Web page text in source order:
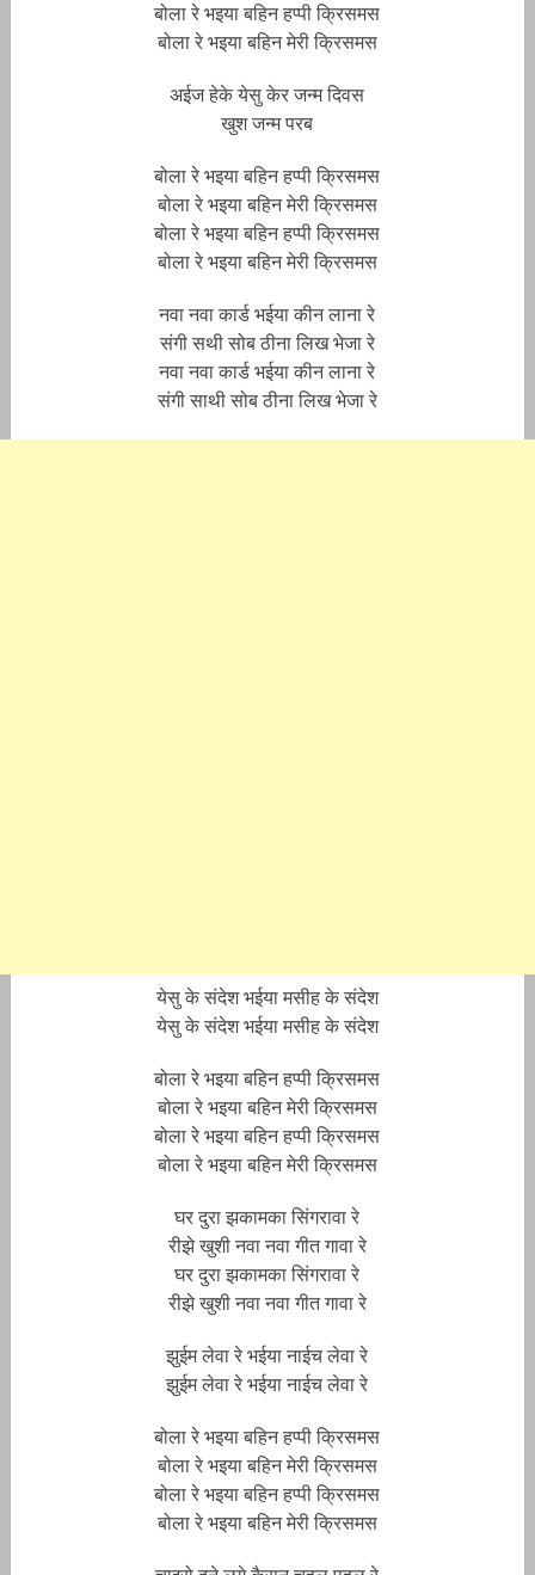
बोला रे भ‌इया बहिन हप्पी क्रिसमस
बोला रे भ‌इया बहिन मेरी क्रिसमस
अईज हेके येसु केर जन्म दिवस
खुश जन्म परब
बोला रे भ‌इया बहिन हप्पी क्रिसमस
बोला रे भ‌इया बहिन मेरी क्रिसमस
बोला रे भ‌इया बहिन हप्पी क्रिसमस
बोला रे भ‌इया बहिन मेरी क्रिसमस
नवा नवा कार्ड भ‌ईया कीन लाना रे
संगी सथी सोब ठीना लिख भेजा रे
नवा नवा कार्ड भ‌ईया कीन लाना रे
संगी साथी सोब ठीना लिख भेजा रे
येसु के संदेश भ‌ईया मसीह के संदेश
येसु के संदेश भ‌ईया मसीह के संदेश
बोला रे भ‌इया बहिन हप्पी क्रिसमस
बोला रे भ‌इया बहिन मेरी क्रिसमस
बोला रे भ‌इया बहिन हप्पी क्रिसमस
बोला रे भ‌इया बहिन मेरी क्रिसमस
घर दुरा झकामका सिंगरावा रे
रीझे खुशी नवा नवा गीत गावा रे
घर दुरा झकामका सिंगरावा रे
रीझे खुशी नवा नवा गीत गावा रे
झुईम लेवा रे भ‌ईया नाईच लेवा रे
झुईम लेवा रे भ‌ईया नाईच लेवा रे
बोला रे भ‌इया बहिन हप्पी क्रिसमस
बोला रे भ‌इया बहिन मेरी क्रिसमस
बोला रे भ‌इया बहिन हप्पी क्रिसमस
बोला रे भ‌इया बहिन मेरी क्रिसमस